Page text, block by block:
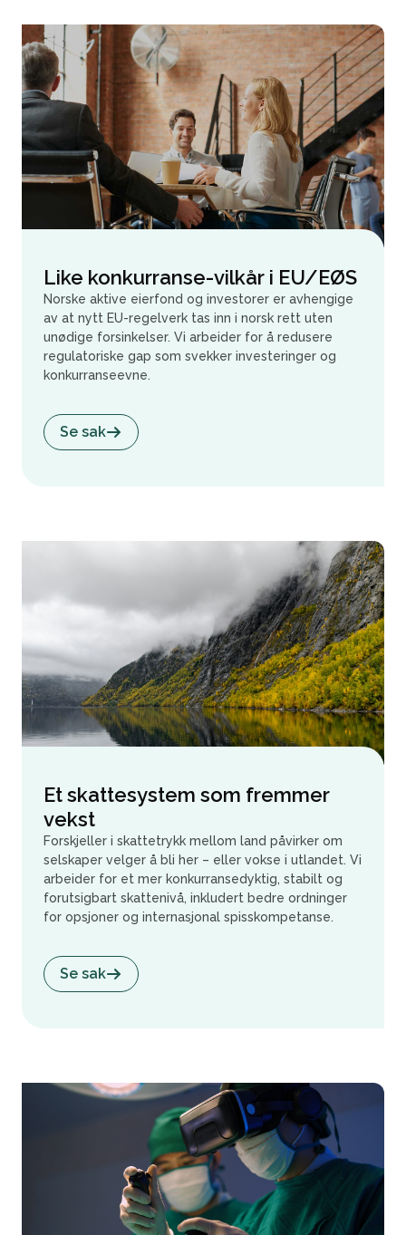
Like konkurranse-vilkår i EU/EØS
Norske aktive eierfond og investorer er avhengige
av at nytt EU-regelverk tas inn i norsk rett uten
unødige forsinkelser. Vi arbeider for å redusere
regulatoriske gap som svekker investeringer og
konkurranseevne.
Se sak
Et skattesystem som fremmer
vekst
Forskjeller i skattetrykk mellom land påvirker om
selskaper velger å bli her – eller vokse i utlandet. Vi
arbeider for et mer konkurransedyktig, stabilt og
forutsigbart skattenivå, inkludert bedre ordninger
for opsjoner og internasjonal spisskompetanse.
Se sak